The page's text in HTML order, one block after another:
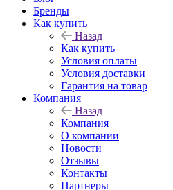
Бренды
Как купить
Назад
Как купить
Условия оплаты
Условия доставки
Гарантия на товар
Компания
Назад
Компания
О компании
Новости
Отзывы
Контакты
Партнеры